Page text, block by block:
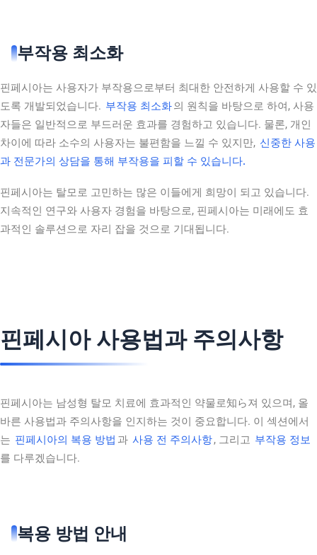
부작용 최소화
핀페시아는 사용자가 부작용으로부터 최대한 안전하게 사용할 수 있
도록 개발되었습니다. 부작용 최소화의 원칙을 바탕으로 하여, 사용
자들은 일반적으로 부드러운 효과를 경험하고 있습니다. 물론, 개인
차이에 따라 소수의 사용자는 불편함을 느낄 수 있지만, 신중한 사용
과 전문가의 상담을 통해 부작용을 피할 수 있습니다.
핀페시아는 탈모로 고민하는 많은 이들에게 희망이 되고 있습니다.
지속적인 연구와 사용자 경험을 바탕으로, 핀페시아는 미래에도 효
과적인 솔루션으로 자리 잡을 것으로 기대됩니다.
핀페시아 사용법과 주의사항
핀페시아는 남성형 탈모 치료에 효과적인 약물로知ら져 있으며, 올
바른 사용법과 주의사항을 인지하는 것이 중요합니다. 이 섹션에서
는 핀페시아의 복용 방법 과 사용 전 주의사항, 그리고 부작용 정보
를 다루겠습니다.
복용 방법 안내